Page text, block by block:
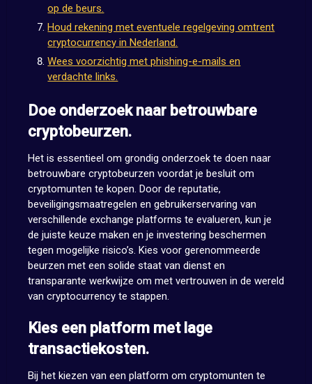
op de beurs.
Houd rekening met eventuele regelgeving omtrent
cryptocurrency in Nederland.
Wees voorzichtig met phishing-e-mails en
verdachte links.
Doe onderzoek naar betrouwbare
cryptobeurzen.
Het is essentieel om grondig onderzoek te doen naar
betrouwbare cryptobeurzen voordat je besluit om
cryptomunten te kopen. Door de reputatie,
beveiligingsmaatregelen en gebruikerservaring van
verschillende exchange platforms te evalueren, kun je
de juiste keuze maken en je investering beschermen
tegen mogelijke risico’s. Kies voor gerenommeerde
beurzen met een solide staat van dienst en
transparante werkwijze om met vertrouwen in de wereld
van cryptocurrency te stappen.
Kies een platform met lage
transactiekosten.
Bij het kiezen van een platform om cryptomunten te